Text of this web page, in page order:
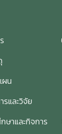
ผน
รและวิจัย
ษาและกิจการ